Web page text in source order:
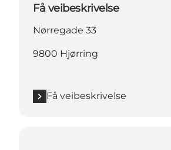
Få veibeskrivelse
Nørregade 33
9800 Hjørring
Få veibeskrivelse